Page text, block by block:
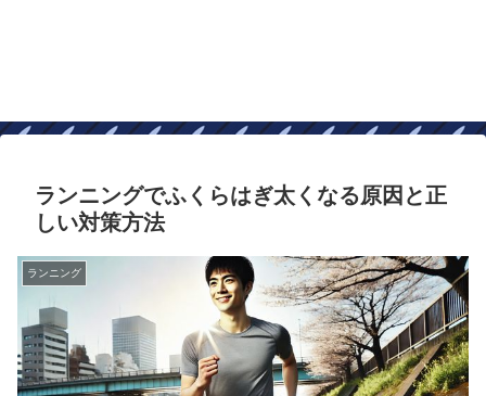
ランニングでふくらはぎ太くなる原因と正
しい対策方法
ランニング